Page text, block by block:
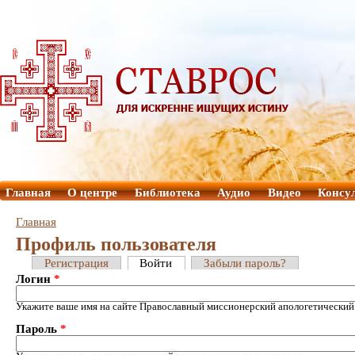
Главная О центре Библиотека Аудио Видео
Главная
Профиль пользователя
Регистрация Войти
Забыли пароль?
Логин *
Укажите ваше имя на сайте Православный миссионерский
Пароль *